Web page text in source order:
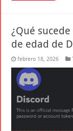
¿Qué
de edad de
febrero 18, 2026